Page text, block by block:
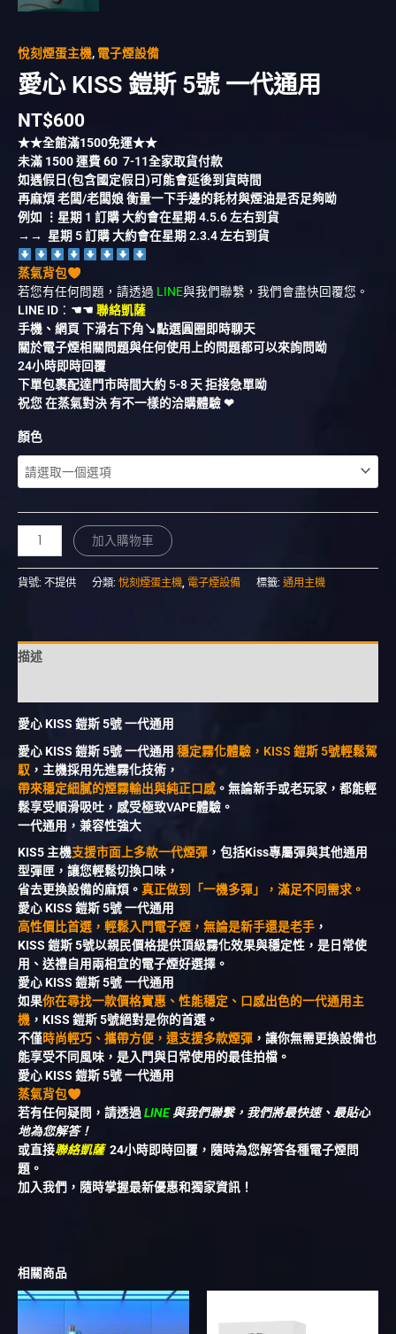
悅刻煙蛋主機, 電子煙設備
愛心 KISS 鎧斯 5號 一代通用
NT$600
★★全館滿1500免運★★
未滿 1500運費60 7-11全家取貨付款
如遇假日(包含國定假日)可能會延後到貨時間
再麻煩 老闆/老闆娘 衡量一下手邊的耗材與煙油是否足夠呦
例如 ⋮星期 1 訂購 大約會在星期 4.5.6 左右到貨
→→ 星期 5 訂購 大約會在星期 2.3.4 左右到貨
蒸氣背包
若您有任何問題，請透過 LINE與我們聯繫，我們會盡快回覆您。
LINE ID ： ☚☚ 聯絡凱薩
手機、網頁 下滑右下角↘︎點選圓圈即時聊天
關於電子煙相關問題與任何使用上的問題都可以來詢問呦
24小時即時回覆
下單包裹配達門市時間大約 5-8 天 拒接急單呦
祝您 在蒸氣對決 有不一樣的洽購體驗 ❤︎
顏色
加入購物車
貨號: 不提供 分類: 悅刻煙蛋主機, 電子煙設備 標籤: 通用主機
描述
愛心 KISS 鎧斯 5號 一代通用
愛心 KISS 鎧斯 5號 一代通用 穩定霧化體驗，KISS 鎧斯 5號輕鬆駕
馭 ，主機採用先進霧化技術，
帶來穩定細膩的煙霧輸出與純正口感 。無論新手或老玩家，都能輕
鬆享受順滑吸吐，感受極致VAPE體驗。
一代通用，兼容性強大
KIS5 主機支援市面上多款一代煙彈 ，包括Kiss專屬彈與其他通用
型彈匣，讓您輕鬆切換口味，
省去更換設備的麻煩。 真正做到「一機多彈」，滿足不同需求。
愛心 KISS 鎧斯 5號 一代通用
高性價比首選，輕鬆入門電子煙，無論是新手還是老手 ，
KISS 鎧斯 5號以親民價格提供頂級霧化效果與穩定性，是日常使
用、送禮自用兩相宜的電子煙好選擇。
愛心 KISS 鎧斯 5號 一代通用
如果你在尋找一款價格實惠、性能穩定、口感出色的一代通用主
機 ，KISS 鎧斯 5號絕對是你的首選。
不僅時尚輕巧、攜帶方便，還支援多款煙彈 ，讓你無需更換設備也
能享受不同風味，是入門與日常使用的最佳拍檔。
愛心 KISS 鎧斯 5號 一代通用
蒸氣背包
若有任何疑問，請透過 LINE與我們聯繫，我們將最快速、最貼心
地為您解答！
或直接聯絡凱薩 24小時即時回覆，隨時為您解答各種電子煙問
題。
加入我們，隨時掌握最新優惠和獨家資訊！
相關商品
價
此
範
產